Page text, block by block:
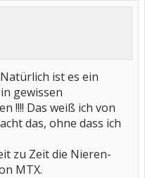
ist es ein
gewissen
!!!! Das weiß ich von
das, ohne dass ich
zu Zeit die Nieren-
MTX.